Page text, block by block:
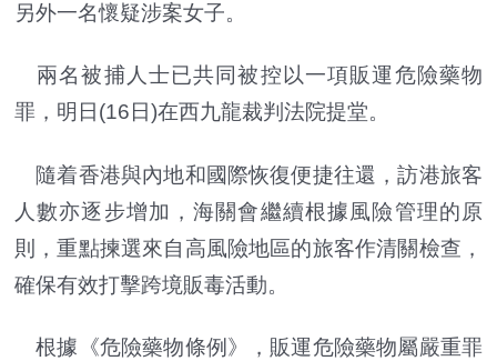
另外一名懷疑涉案女子。
兩名被捕人士已共同被控以一項販運危險藥物
罪，明日(16日)在西九龍裁判法院提堂。
隨着香港與內地和國際恢復便捷往還，訪港旅客
人數亦逐步增加，海關會繼續根據風險管理的原
則，重點揀選來自高風險地區的旅客作清關檢查，
確保有效打擊跨境販毒活動。
根據《危險藥物條例》，販運危險藥物屬嚴重罪